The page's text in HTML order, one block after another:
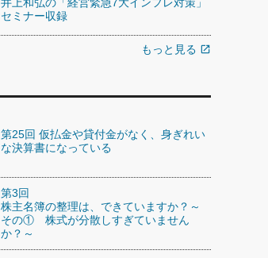
セミナー収録
もっと見る open_in_new
第25回 仮払金や貸付金がなく、身ぎれい
な決算書になっている
第3回
株主名簿の整理は、できていますか？～
その① 株式が分散しすぎていません
か？～